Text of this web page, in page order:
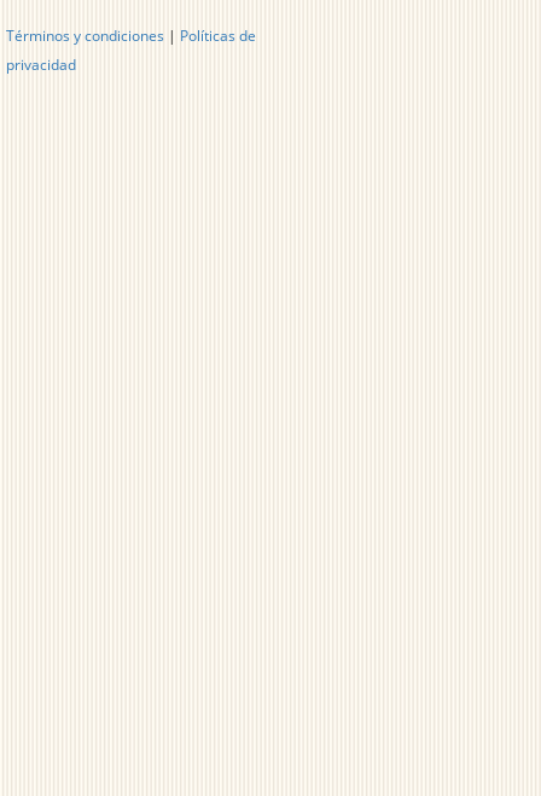
Términos y condiciones | Políticas de
privacidad